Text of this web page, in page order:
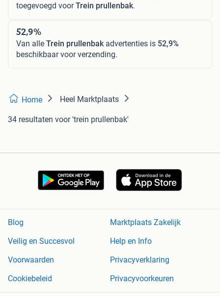
toegevoegd voorTrein prullenbak.
52,9%
Van alle Trein prullenbakadvertenties is 52,9%
beschikbaar voor verzending.
Home Heel Marktplaats
34 resultaten voor 'trein prullenbak'
Blog
Marktplaats Zakelijk
Veilig en Succesvol
Help en Info
Voorwaarden
Privacyverklaring
Cookiebeleid
Privacyvoorkeuren